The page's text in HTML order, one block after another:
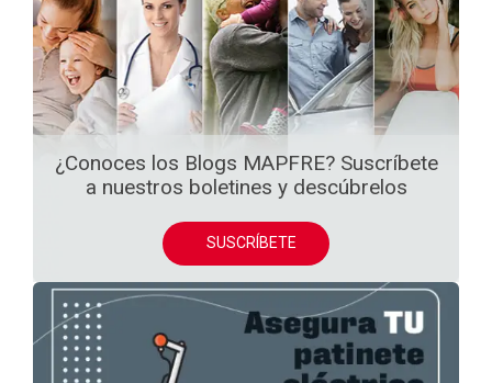
¿Conoces los Blogs MAPFRE? Suscríbete
a nuestros boletines y descúbrelos
SUSCRÍBETE